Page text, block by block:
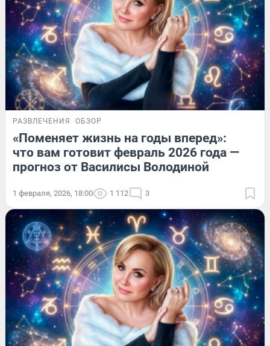
РАЗВЛЕЧЕНИЯ ОБЗОР
«Поменяет жизнь на годы вперед»:
что вам готовит февраль 2026 года —
прогноз от Василисы Володиной
1 февраля, 2026, 18:00 1 112 3